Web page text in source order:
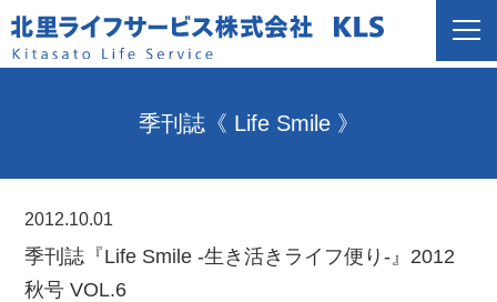
季刊誌《 Life Smile 》
2012.10.01
季刊誌『Life Smile -生き活きライフ便り-』2012
秋号 VOL.6